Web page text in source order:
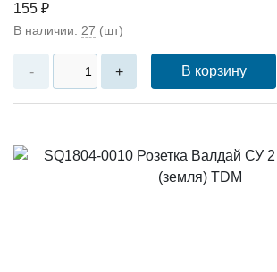
155 ₽
В наличии: 27 (шт)
- + В корзину